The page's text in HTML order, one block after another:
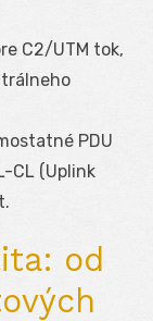
C2/UTM tok,
PDU
CL (Uplink
od